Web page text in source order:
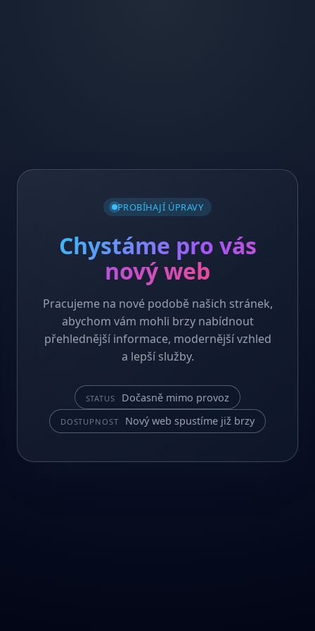
PROBÍHAJÍ ÚPRAVY
Chystáme pro vás
nový web
Pracujeme na nové podobě našich stránek,
abychom vám mohli brzy nabídnout
přehlednější informace, modernější vzhled
a lepší služby.
STATUS Dočasně mimo provoz
DOSTUPNOST Nový web spustíme již brzy